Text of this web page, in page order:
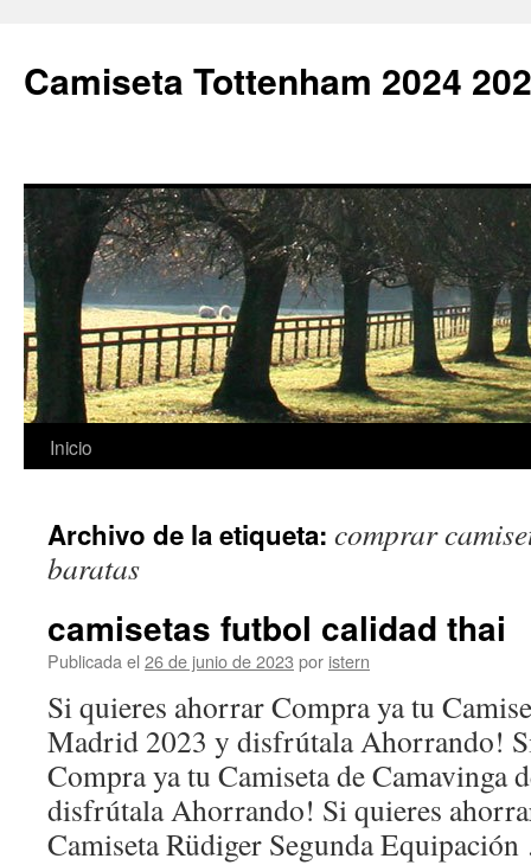
Camiseta Tottenham 2024
Saltar
contenido
Inicio
Archivo de la etiqueta: comprar
baratas
camisetas futbol calidad thai
Publicada el 26 de junio de 2023 por istern
Si quieres ahorrar Compra ya tu
Madrid 2023 y disfrútala Ahorrando!
Compra ya tu Camiseta de Camavinga
disfrútala Ahorrando! Si quieres
Camiseta Rüdiger Segunda